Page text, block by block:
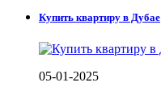
Купить квартиру в Дубае
05-01-2025